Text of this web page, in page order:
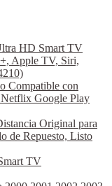
HD Smart TV
Apple TV, Siri,
Compatible con
Google Play
Original para
de Repuesto, Listo
TV